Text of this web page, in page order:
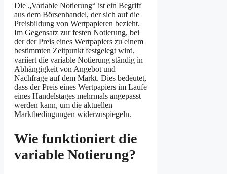
Die „Variable Notierung“ ist ein Begriff
aus dem Börsenhandel, der sich auf die
Preisbildung von Wertpapieren bezieht.
Im Gegensatz zur festen Notierung, bei
der der Preis eines Wertpapiers zu einem
bestimmten Zeitpunkt festgelegt wird,
variiert die variable Notierung ständig in
Abhängigkeit von Angebot und
Nachfrage auf dem Markt. Dies bedeutet,
dass der Preis eines Wertpapiers im Laufe
eines Handelstages mehrmals angepasst
werden kann, um die aktuellen
Marktbedingungen widerzuspiegeln.
Wie funktioniert die
variable Notierung?